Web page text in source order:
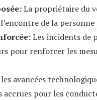
La propriétaire du
de la
Les incidents de
pour renforcer les
avancées
pour les